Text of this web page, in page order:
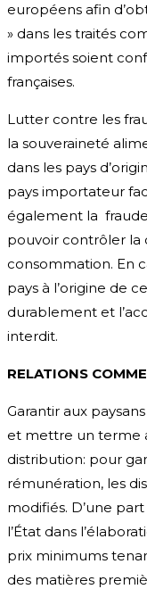
européens afin
» dans les traités
importés soient
françaises.
Lutter contre les
la souveraineté
dans les pays
pays importateur
également la
pouvoir contrôler la
consommation. En
pays à l’origine de
durablement et
interdit.
RELATIONS
Garantir aux
et mettre un terme
distribution: pour
rémunération, les
modifiés. D’une
l’État dans
prix minimums
des matières